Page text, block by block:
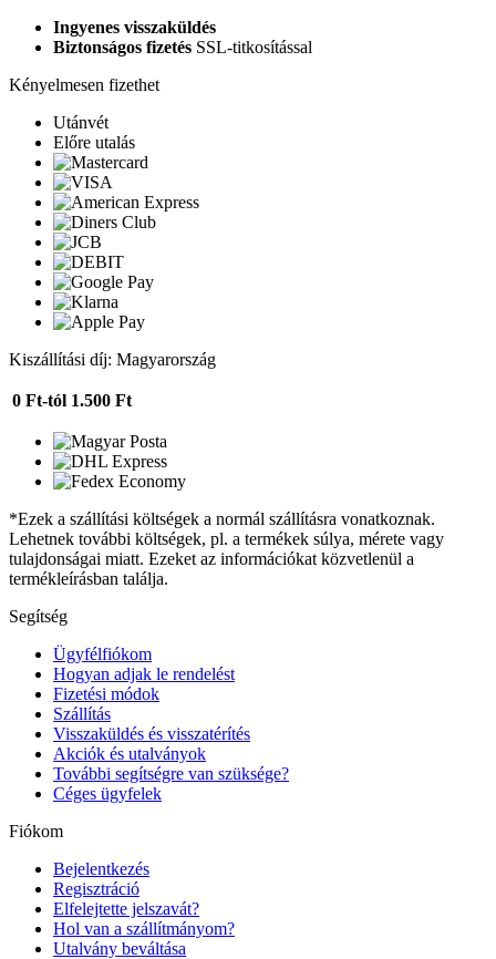
Ingyenes visszaküldés
Biztonságos fizetés SSL-titkosítással
Kényelmesen fizethet
Utánvét
Előre utalás
Kiszállítási díj: Magyarország
0 Ft-tól 1.500 Ft
*Ezek a szállítási költségek a normál szállításra vonatkoznak.
Lehetnek további költségek, pl. a termékek súlya, mérete vagy
tulajdonságai miatt. Ezeket az információkat közvetlenül a
termékleírásban találja.
Segítség
Ügyfélfiókom
Hogyan adjak le rendelést
Fizetési módok
Szállítás
Visszaküldés és visszatérítés
Akciók és utalványok
További segítségre van szüksége?
Céges ügyfelek
Fiókom
Bejelentkezés
Regisztráció
Elfelejtette jelszavát?
Hol van a szállítmányom?
Utalvány beváltása